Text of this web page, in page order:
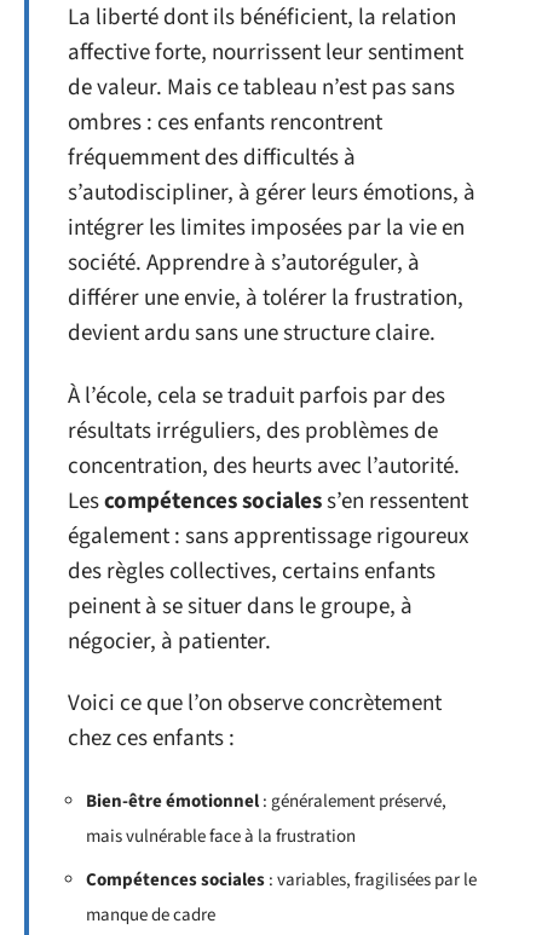
La liberté dont ils bénéficient, la relation
affective forte, nourrissent leur sentiment
de valeur. Mais ce tableau n’est pas sans
ombres : ces enfants rencontrent
fréquemment des difficultés à
s’autodiscipliner, à gérer leurs émotions, à
intégrer les limites imposées par la vie en
société. Apprendre à s’autoréguler, à
différer une envie, à tolérer la frustration,
devient ardu sans une structure claire.
À l’école, cela se traduit parfois par des
résultats irréguliers, des problèmes de
concentration, des heurts avec l’autorité.
Lescompétences socialess’en ressentent
également : sans apprentissage rigoureux
des règles collectives, certains enfants
peinent à se situer dans le groupe, à
négocier, à patienter.
Voici ce que l’on observe concrètement
chez ces enfants :
Bien-être émotionnel: généralement préservé,
mais vulnérable face à la frustration
Compétences sociales: variables, fragilisées par le
manque de cadre